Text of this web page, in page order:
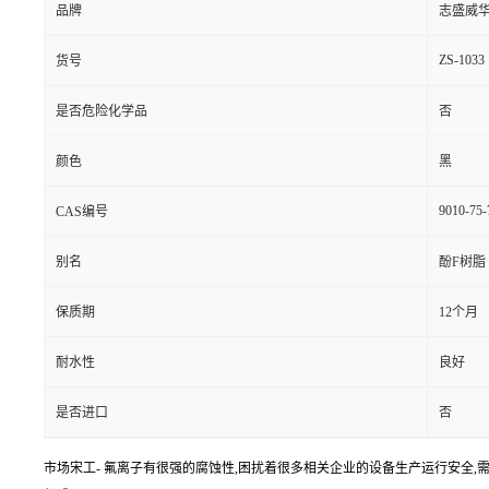
品牌 志盛威
货号 ZS-1033
是否危险化学品 否
颜色 黑
CAS编号 9010-75-
别名 酚F树脂
保质期 12个月
耐水性 良好
是否进口 否
市场宋工- 氟离子有很强的腐蚀性,困扰着很多相关企业的设备生产运行安全,需